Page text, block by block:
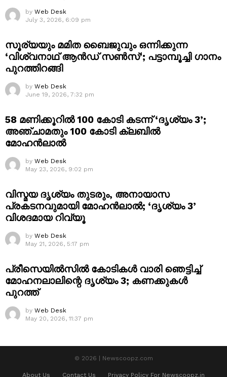
by Web Desk
July 3, 2026, 6:09 pm
സൂര്യയും മമിത ബൈജുവും ഒന്നിക്കുന്ന
‘വിശ്വനാഥ് ആൻഡ് സൺസ്’; പട്ടാമ്പൂച്ചി ഗാനം
പുറത്തിറങ്ങി
by Web Desk
June 19, 2026, 7:32 pm
58 മണിക്കൂറിൽ 100 കോടി കടന്ന് ‘ദൃശ്യം 3’;
അഞ്ചാമതും 100 കോടി ക്ലബിൽ
മോഹൻലാൽ
by Web Desk
May 23, 2026, 9:02 pm
വിസ്മയ ദൃശ്യം തുടരും, അനായാസ
പ്രകടനവുമായി മോഹൻലാൽ; ‘ദൃശ്യം 3’
വിശദമായ റിവ്യൂ
by Web Desk
May 21, 2026, 5:17 pm
പ്രീസെയിൽസിൽ കോടികൾ വാരി ഞെട്ടിച്ച്
മോഹനലാലിന്റെ ദൃശ്യം 3; കണക്കുകൾ
പുറത്ത്
by Web Desk
May 20, 2026, 11:37 pm
© 2026 | Newscoopz.com
About Us Contact Us Privacy Policy For Newscoopz.in